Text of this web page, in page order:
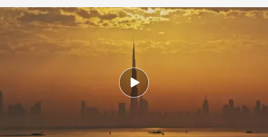
Dubai es una de las ciudades más solicitadas por viajeros de todo el
mundo.
Esta semana en 'Planes Cuatro', te damos
cuatro motivos para viajar hasta Dubai, un
destino turístico de lujo